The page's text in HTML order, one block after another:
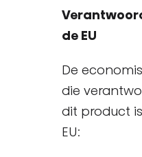
de EU
De
die
dit product
EU: